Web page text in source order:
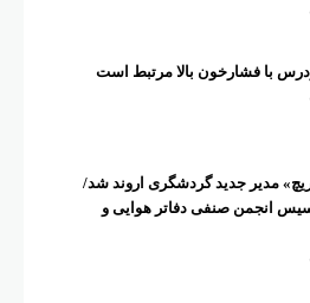
با فشارخون بالا مرتبط است
مدیر جدید گردشگری اروند شد/
انجمن صنفی دفاتر هوایی و